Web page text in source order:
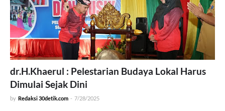
dr.H.Khaerul : Pelestarian Budaya Lokal Harus
Dimulai Sejak Dini
by Redaksi 30detik.com - 7/28/2025